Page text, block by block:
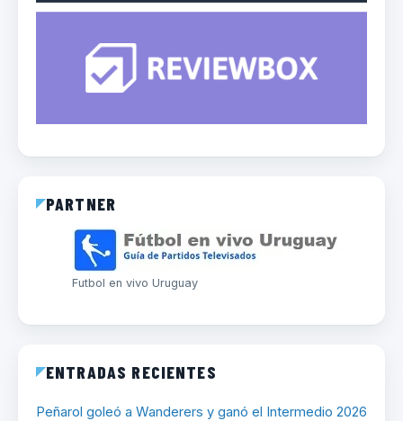
PARTNER
Futbol en vivo Uruguay
ENTRADAS RECIENTES
Peñarol goleó a Wanderers y ganó el Intermedio 2026